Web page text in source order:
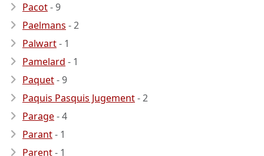
Pacot- 9
Paelmans - 2
Palwart- 1
Pamelard - 1
Paquet- 9
Paquis Pasquis Jugement- 2
Parage- 4
Parant- 1
Parent- 1